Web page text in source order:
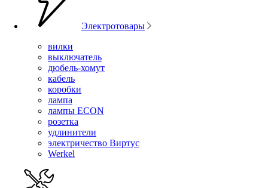
Электротовары
вилки
выключатель
дюбель-хомут
кабель
коробки
лампа
лампы ECON
розетка
удлинители
электричество Виртус
Werkel